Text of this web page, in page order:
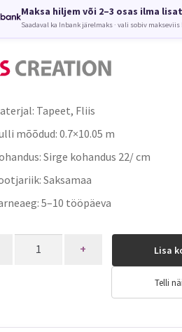
oli:
€191.75.
is:
€86.29.
Maksa hiljem või 2–3 osas ilma
Saadaval ka Inbank järelmaks · vali sobiv makseviis
Tapeet, Fliis
mõõdud: 0.7×10.05 m
Sirge kohandus 22/ cm
Saksamaa
5–10 tööpäeva
Lisa
Telli